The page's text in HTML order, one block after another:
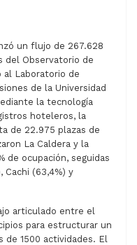
un flujo de 267.628
del Observatorio de
al Laboratorio de
de la Universidad
la tecnología
hoteleros, la
de 22.975 plazas de
La Caldera y la
de ocupación, seguidas
Cachi (63,4%) y
articulado entre el
para estructurar un
1500 actividades. El